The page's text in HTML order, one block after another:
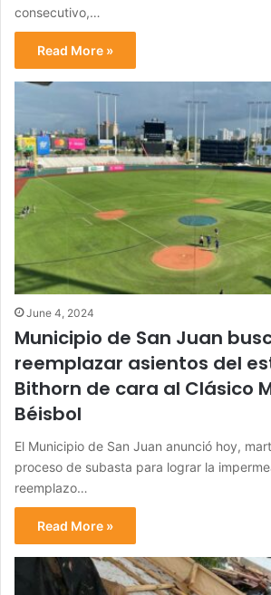
consecutivo,…
Read More »
June 4, 2024
Municipio de San Juan
reemplazar asientos del
Bithorn de cara al Clásico
Béisbol
El Municipio de San Juan anunció hoy,
proceso de subasta para lograr la
reemplazo…
Read More »